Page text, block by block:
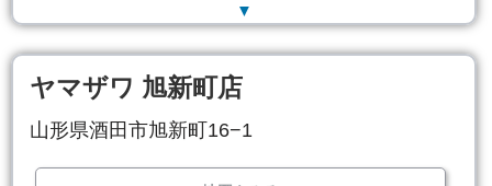
▼
ヤマザワ 旭新町店
山形県酒田市旭新町16−1